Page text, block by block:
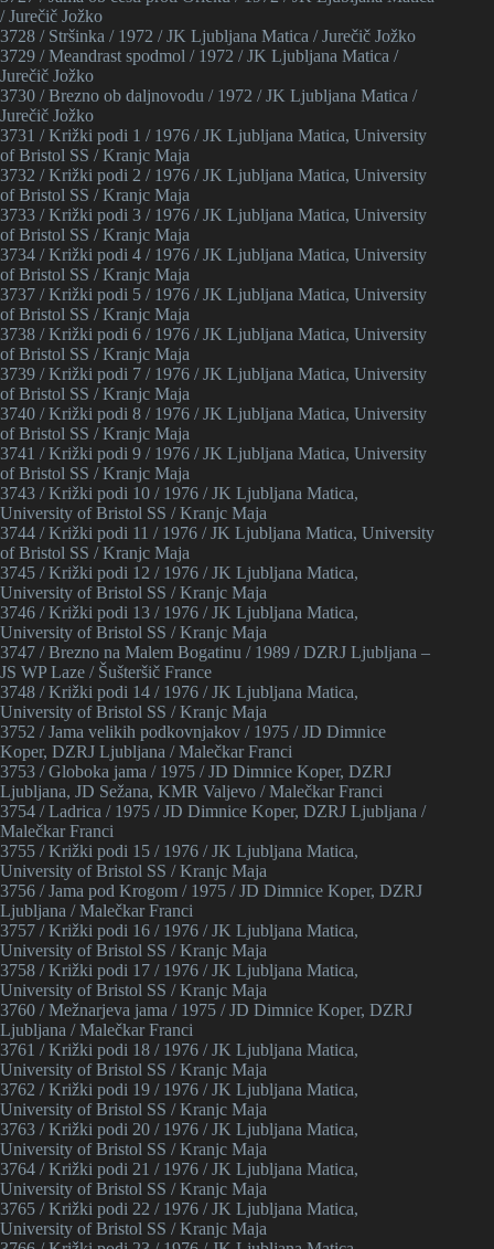
/ Jurečič Jožko
3728 / Stršinka / 1972 / JK Ljubljana Matica / Jurečič Jožko
3729 / Meandrast spodmol / 1972 / JK Ljubljana Matica /
Jurečič Jožko
3730 / Brezno ob daljnovodu / 1972 / JK Ljubljana Matica /
Jurečič Jožko
3731 / Križki podi 1 / 1976 / JK Ljubljana Matica, University
of Bristol SS / Kranjc Maja
3732 / Križki podi 2 / 1976 / JK Ljubljana Matica, University
of Bristol SS / Kranjc Maja
3733 / Križki podi 3 / 1976 / JK Ljubljana Matica, University
of Bristol SS / Kranjc Maja
3734 / Križki podi 4 / 1976 / JK Ljubljana Matica, University
of Bristol SS / Kranjc Maja
3737 / Križki podi 5 / 1976 / JK Ljubljana Matica, University
of Bristol SS / Kranjc Maja
3738 / Križki podi 6 / 1976 / JK Ljubljana Matica, University
of Bristol SS / Kranjc Maja
3739 / Križki podi 7 / 1976 / JK Ljubljana Matica, University
of Bristol SS / Kranjc Maja
3740 / Križki podi 8 / 1976 / JK Ljubljana Matica, University
of Bristol SS / Kranjc Maja
3741 / Križki podi 9 / 1976 / JK Ljubljana Matica, University
of Bristol SS / Kranjc Maja
3743 / Križki podi 10 / 1976 / JK Ljubljana Matica,
University of Bristol SS / Kranjc Maja
3744 / Križki podi 11 / 1976 / JK Ljubljana Matica, University
of Bristol SS / Kranjc Maja
3745 / Križki podi 12 / 1976 / JK Ljubljana Matica,
University of Bristol SS / Kranjc Maja
3746 / Križki podi 13 / 1976 / JK Ljubljana Matica,
University of Bristol SS / Kranjc Maja
3747 / Brezno na Malem Bogatinu / 1989 / DZRJ Ljubljana –
JS WP Laze / Šušteršič France
3748 / Križki podi 14 / 1976 / JK Ljubljana Matica,
University of Bristol SS / Kranjc Maja
3752 / Jama velikih podkovnjakov / 1975 / JD Dimnice
Koper, DZRJ Ljubljana / Malečkar Franci
3753 / Globoka jama / 1975 / JD Dimnice Koper, DZRJ
Ljubljana, JD Sežana, KMR Valjevo / Malečkar Franci
3754 / Ladrica / 1975 / JD Dimnice Koper, DZRJ Ljubljana /
Malečkar Franci
3755 / Križki podi 15 / 1976 / JK Ljubljana Matica,
University of Bristol SS / Kranjc Maja
3756 / Jama pod Krogom / 1975 / JD Dimnice Koper, DZRJ
Ljubljana / Malečkar Franci
3757 / Križki podi 16 / 1976 / JK Ljubljana Matica,
University of Bristol SS / Kranjc Maja
3758 / Križki podi 17 / 1976 / JK Ljubljana Matica,
University of Bristol SS / Kranjc Maja
3760 / Mežnarjeva jama / 1975 / JD Dimnice Koper, DZRJ
Ljubljana / Malečkar Franci
3761 / Križki podi 18 / 1976 / JK Ljubljana Matica,
University of Bristol SS / Kranjc Maja
3762 / Križki podi 19 / 1976 / JK Ljubljana Matica,
University of Bristol SS / Kranjc Maja
3763 / Križki podi 20 / 1976 / JK Ljubljana Matica,
University of Bristol SS / Kranjc Maja
3764 / Križki podi 21 / 1976 / JK Ljubljana Matica,
University of Bristol SS / Kranjc Maja
3765 / Križki podi 22 / 1976 / JK Ljubljana Matica,
University of Bristol SS / Kranjc Maja